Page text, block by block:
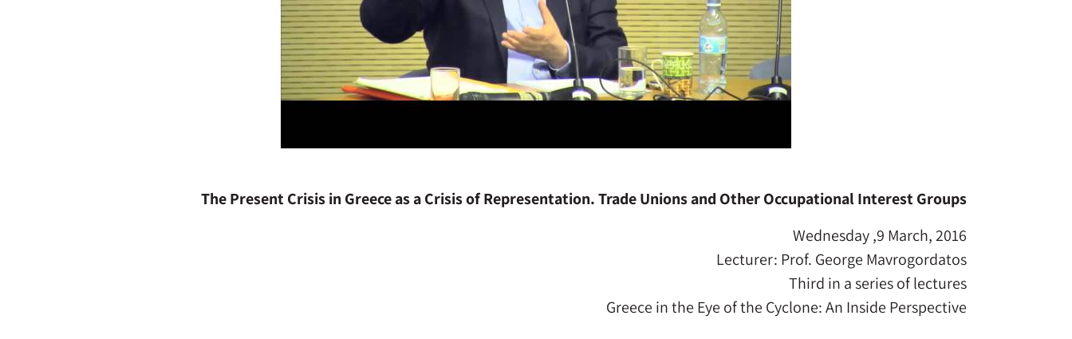
The Present Crisis in Greece as a Crisis of Representation. Trade Unions and Other Occupational Interest Groups
Wednesday ,9 March, 2016
Lecturer: Prof. George Mavrogordatos
Third in a series of lectures
Greece in the Eye of the Cyclone: An Inside Perspective